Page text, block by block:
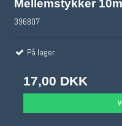
Mellemstykker
396807
På lager
17,00 DKK